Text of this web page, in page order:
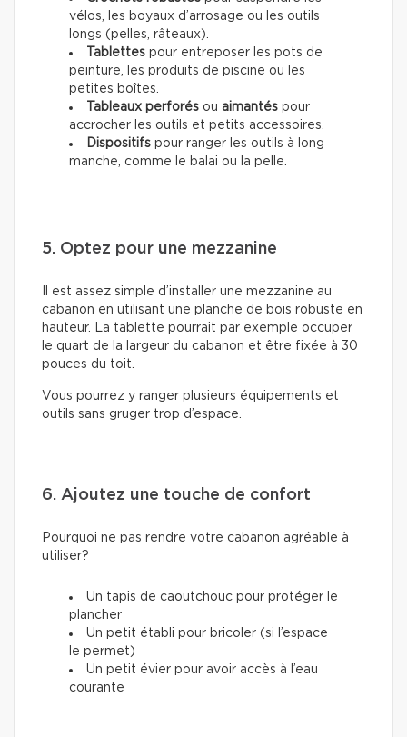
vélos, les boyaux d’arrosage ou les outils
longs (pelles, râteaux).
Tablettes pour entreposer les pots de
peinture, les produits de piscine ou les
petites boîtes.
Tableaux perforés ou aimantés pour
accrocher les outils et petits accessoires.
Dispositifs pour ranger les outils à long
manche, comme le balai ou la pelle.
5. Optez pour une mezzanine
Il est assez simple d’installer une mezzanine au
cabanon en utilisant une planche de bois robuste en
hauteur. La tablette pourrait par exemple occuper
le quart de la largeur du cabanon et être fixée à 30
pouces du toit.
Vous pourrez y ranger plusieurs équipements et
outils sans gruger trop d’espace.
6. Ajoutez une touche de confort
Pourquoi ne pas rendre votre cabanon agréable à
utiliser?
Un tapis de caoutchouc pour protéger le
plancher
Un petit établi pour bricoler (si l’espace
le permet)
Un petit évier pour avoir accès à l’eau
courante